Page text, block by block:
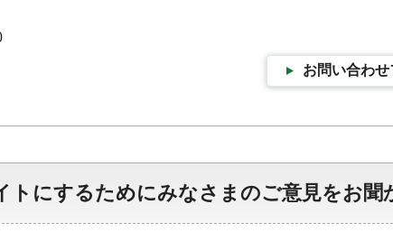
お問い合わせ
トにするためにみなさまのご意見をお聞